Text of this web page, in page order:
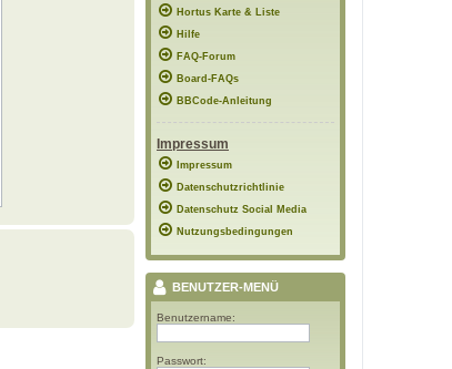
Hortus Karte & Liste
Hilfe
FAQ-Forum
Board-FAQs
BBCode-Anleitung
Impressum
Impressum
Datenschutzrichtlinie
Datenschutz Social Media
Nutzungsbedingungen
BENUTZER-MENÜ
Benutzername:
Passwort: